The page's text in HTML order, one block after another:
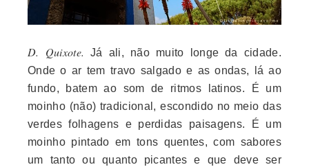
D. Quixote.Já ali, não muito longe da cidade.
Onde o ar tem travo salgado e as ondas, lá ao
fundo, batem ao som de ritmos latinos. É um
moinho (não) tradicional, escondido no meio das
verdes folhagens e perdidas paisagens. É um
moinho pintado em tons quentes, com sabores
um tanto ou quanto picantes e que deve ser